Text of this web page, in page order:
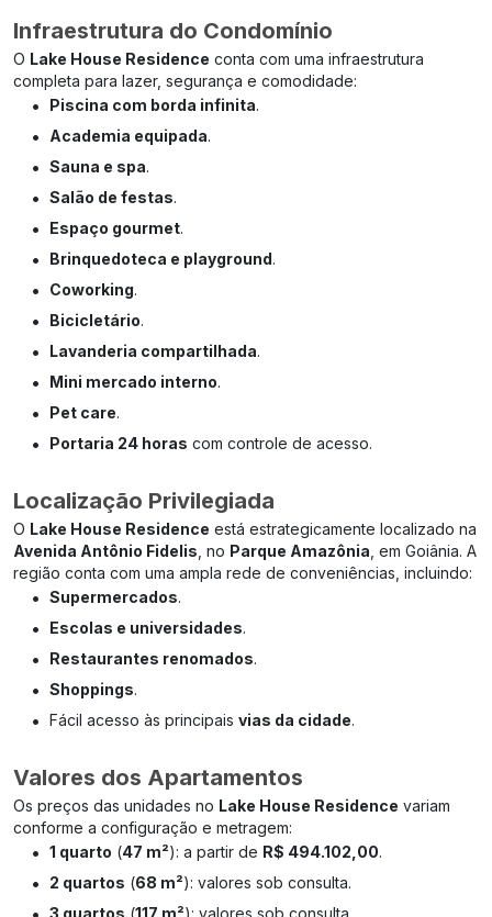
Infraestrutura do Condomínio
O Lake House Residence conta com uma infraestrutura
completa para lazer, segurança e comodidade:
• Piscina com borda infinita.
• Academia equipada.
• Sauna e spa.
• Salão de festas.
• Espaço gourmet.
• Brinquedoteca e playground.
• Coworking.
• Bicicletário.
• Lavanderia compartilhada.
• Mini mercado interno.
• Pet care.
• Portaria 24 horas com controle de acesso.
Localização Privilegiada
O Lake House Residence está estrategicamente localizado na
Avenida Antônio Fidelis , no Parque Amazônia , em Goiânia. A
região conta com uma ampla rede de conveniências, incluindo:
• Supermercados.
• Escolas e universidades.
• Restaurantes renomados.
• Shoppings.
• Fácil acesso às principais vias da cidade.
Valores dos Apartamentos
Os preços das unidades no Lake House Residence variam
conforme a configuração e metragem:
• 1 quarto (47 m²): a partir de R$ 494.102,00.
• 2 quartos (68 m²): valores sob consulta.
3 quartos (117 m²): valores sob consulta.